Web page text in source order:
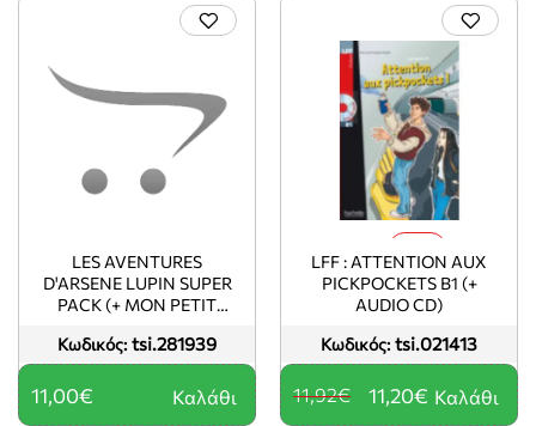
Κωδικός: tsi.281939
LES AVENTURES
D'ARSENE LUPIN SUPER
PACK (+ MON PETIT
11,00€ Καλάθι
Κωδικός: tsi.021413
LFF : ATTENTION AUX
PICKPOCKETS B1 (+
AUDIO CD)
11,20€
11,92€ Καλάθι